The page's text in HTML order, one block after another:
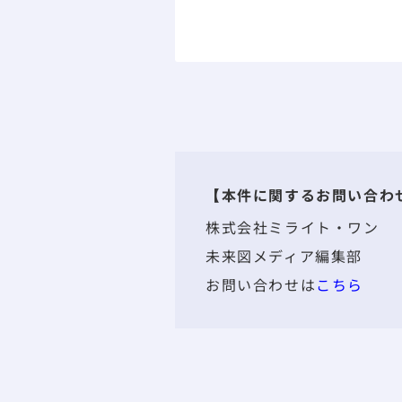
【本件に関するお問い合わ
株式会社ミライト・ワン
未来図メディア編集部
お問い合わせはこちら